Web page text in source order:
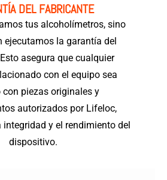
DEL FABRICANTE
tus alcoholímetros, sino
ejecutamos la garantía del
asegura que cualquier
con el equipo sea
con piezas originales y
autorizados por Lifeloc,
integridad y el rendimiento del
dispositivo.